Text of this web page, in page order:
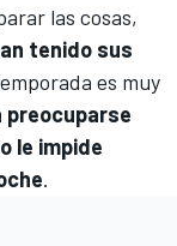
las cosas,
tenido sus
es muy
preocuparse
le impide
.